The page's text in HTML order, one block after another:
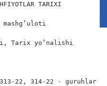
TARIXI
mashg’uloti
Tarix yo’nalishi
22, 314-22 - guruhlar